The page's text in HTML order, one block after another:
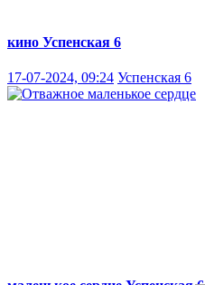
кино Успенская 6
17-07-2024, 09:24 Успенская 6